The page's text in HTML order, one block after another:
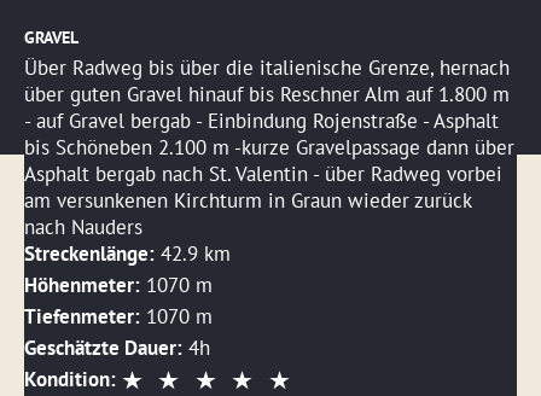
GRAVEL
Über Radweg bis über die italienische Grenze, hernach
über guten Gravel hinauf bis Reschner Alm auf 1.800 m
- auf Gravel bergab - Einbindung Rojenstraße - Asphalt
bis Schöneben 2.100 m -kurze Gravelpassage dann über
Asphalt bergab nach St. Valentin - über Radweg vorbei
am versunkenen Kirchturm in Graun wieder zurück
nach Nauders
Streckenlänge: 42.9 km
Höhenmeter: 1070 m
Tiefenmeter: 1070 m
Geschätzte Dauer: 4h
Kondition: